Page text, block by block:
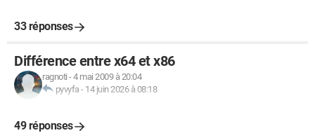
33 réponses
Différence entre x64 et x86
ragnoti -4 mai 2009 à 20:04
pyvyfa - 14 juin 2026 à 08:18
49 réponses